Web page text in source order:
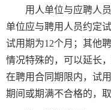
用人单位与应聘人
单位应与聘用人员约定
试用期为12个月；其他
情况特殊的，可以延长
在聘用合同期限内，试
期间或期满不合格的，取